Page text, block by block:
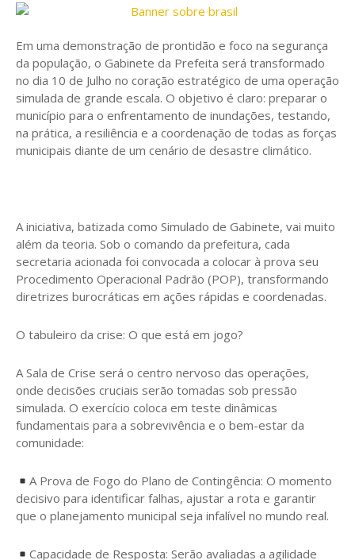
Em uma demonstração de prontidão e foco na segurança
da população, o Gabinete da Prefeita será transformado
no dia 10 de Julho no coração estratégico de uma operação
simulada de grande escala. O objetivo é claro: preparar o
município para o enfrentamento de inundações, testando,
na prática, a resiliência e a coordenação de todas as forças
municipais diante de um cenário de desastre climático.
​A iniciativa, batizada como Simulado de Gabinete, vai muito
além da teoria. Sob o comando da prefeitura, cada
secretaria acionada foi convocada a colocar à prova seu
Procedimento Operacional Padrão (POP), transformando
diretrizes burocráticas em ações rápidas e coordenadas.
​O tabuleiro da crise: O que está em jogo?
​A Sala de Crise será o centro nervoso das operações,
onde decisões cruciais serão tomadas sob pressão
simulada. O exercício coloca em teste dinâmicas
fundamentais para a sobrevivência e o bem-estar da
comunidade:
A Prova de Fogo do Plano de Contingência: O momento
decisivo para identificar falhas, ajustar a rota e garantir
que o planejamento municipal seja infalível no mundo real.
​Capacidade de Resposta: Serão avaliadas a agilidade